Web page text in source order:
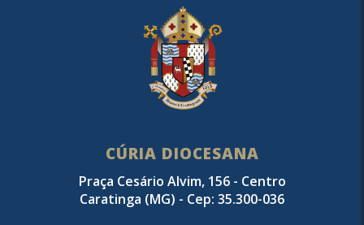
CÚRIA DIOCESANA
Praça Cesário Alvim, 156 - Centro
Caratinga (MG) - Cep: 35.300-036